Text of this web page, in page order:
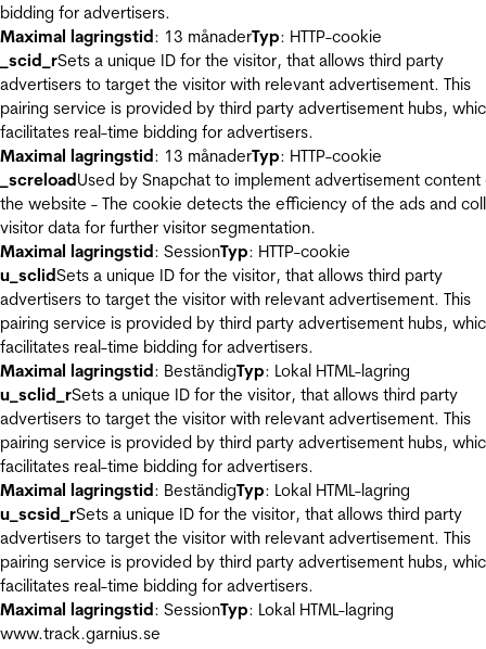
bidding for advertisers.
Maximal lagringstid: 13 månaderTyp: HTTP-cookie
_scid_rSets a unique ID for the visitor, that allows third party
advertisers to target the visitor with relevant advertisement. This
pairing service is provided by third party advertisement hubs,
facilitates real-time bidding for advertisers.
Maximal lagringstid: 13 månaderTyp: HTTP-cookie
_screloadUsed by Snapchat to implement advertisement content
the website - The cookie detects the efficiency of the ads and
visitor data for further visitor segmentation.
Maximal lagringstid: SessionTyp: HTTP-cookie
u_sclidSets a unique ID for the visitor, that allows third party
advertisers to target the visitor with relevant advertisement. This
pairing service is provided by third party advertisement hubs,
facilitates real-time bidding for advertisers.
Maximal lagringstid: BeständigTyp: Lokal HTML-lagring
u_sclid_rSets a unique ID for the visitor, that allows third party
advertisers to target the visitor with relevant advertisement. This
pairing service is provided by third party advertisement hubs,
facilitates real-time bidding for advertisers.
Maximal lagringstid: BeständigTyp: Lokal HTML-lagring
u_scsid_rSets a unique ID for the visitor, that allows third party
advertisers to target the visitor with relevant advertisement. This
pairing service is provided by third party advertisement hubs,
facilitates real-time bidding for advertisers.
Maximal lagringstid: SessionTyp: Lokal HTML-lagring
www.track.garnius.se